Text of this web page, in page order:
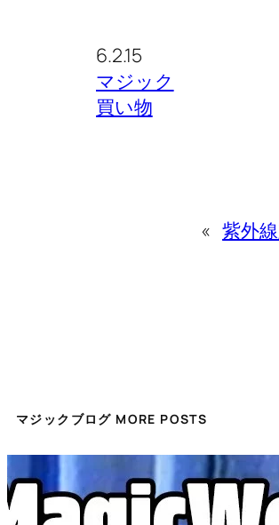
6.2.15
マジック
買い物
« 紫外
マジックブログ MORE POSTS